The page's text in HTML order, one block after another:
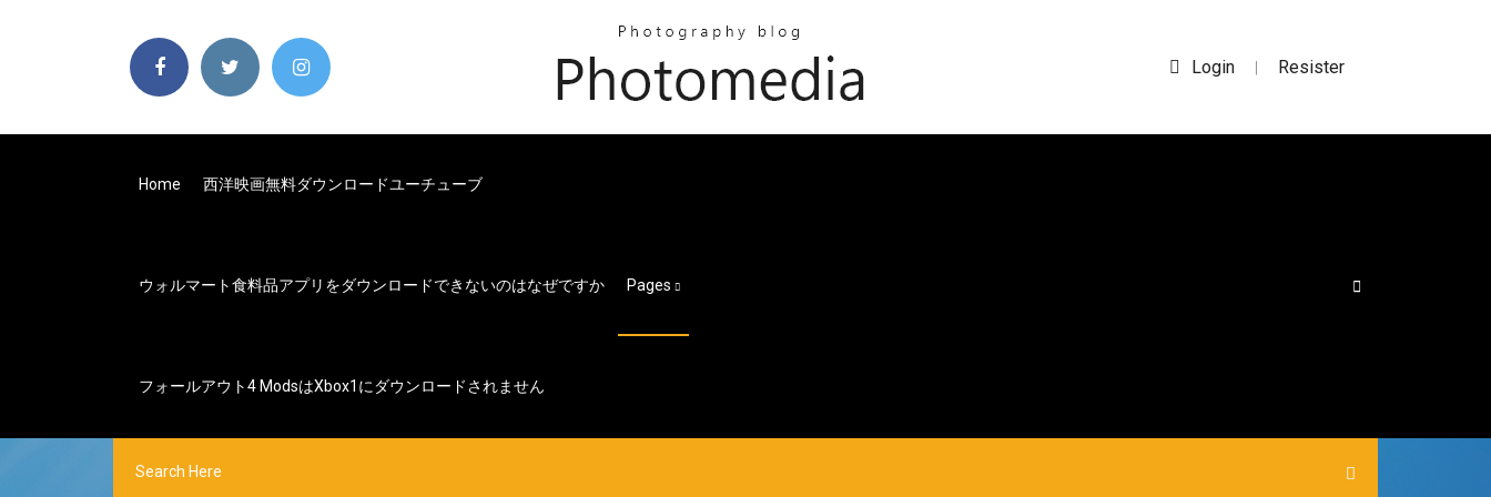
Login | Resister
Home 西洋映画無料ダウンロードユーチューブ
ウォルマート食料品アプリをダウンロードできないのはなぜですか Pages
フォールアウト4 Modsはxbox1にダウンロードされません